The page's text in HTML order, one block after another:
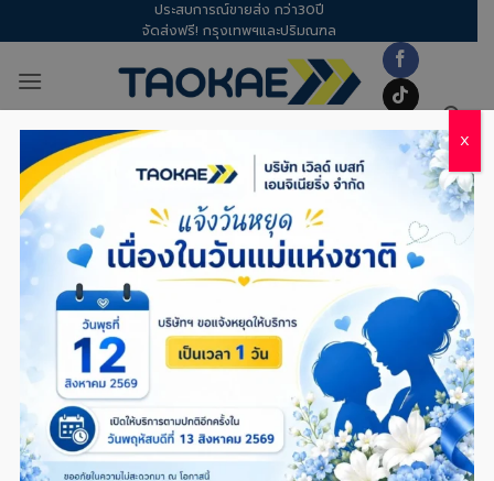
to
ประสบการณ์ขายส่ง กว่า30ปี
จัดส่งฟรี! กรุงเทพฯและปริมณฑล
น้ำยาประสานพลาสติก – พลาสติกโรง
เรือนขาดทำยังไงดี? รวมวิธีซ่อมและไอ
เดีย DIY จากเศษพลาสติกให้คุ้มค่าที่
สุด
X